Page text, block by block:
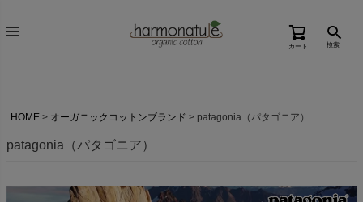
カート 検索
HOME オーガニックコットンブランド patagonia（パタゴニア）
patagonia（パタゴニア）